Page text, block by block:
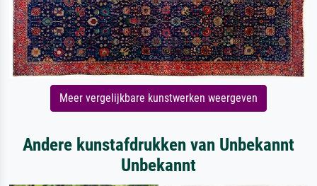
Meer vergelijkbare kunstwerken weergeven
Andere kunstafdrukken van Unbekannt
Unbekannt